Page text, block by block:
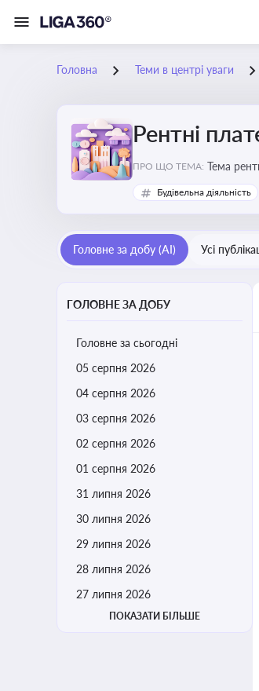
Головна Теми в центрі уваги
Рентні
ПРО ЩО ТЕМА: Тема
водою,
Будівельна діяльність
Головне за добу (AI) Усі
ГОЛОВНЕ ЗА ДОБУ
Головне за сьогодні
05 серпня 2026
04 серпня 2026
03 серпня 2026
02 серпня 2026
01 серпня 2026
31 липня 2026
30 липня 2026
29 липня 2026
28 липня 2026
27 липня 2026
ПОКАЗАТИ БІЛЬШЕ